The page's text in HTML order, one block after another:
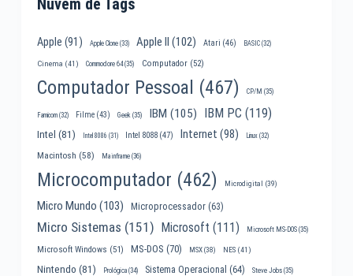
Apple (91) Apple Clone(33) Apple II (102) Atari (46) BASIC(32)
Cinema (41) Commodore 64(35) Computador(52)
Computador Pessoal (467) CP/M (35)
Famicom(32) Filme(43) Geek (35) IBM (105) IBM PC (119)
Intel (81) Intel 8086 (31) Intel 8088(47) Internet (98) Linux(32)
Macintosh (58) Mainframe(36)
Microcomputador (462) Microdigital (39)
Micro Mundo (103) Microprocessador(63)
Micro Sistemas (151) Microsoft (111) Microsoft MS-DOS(35)
Microsoft Windows (51) MS-DOS (70) MSX(38) NES(41)
Nintendo (81) Prológica(34) Sistema Operacional (64) Steve Jobs(35)